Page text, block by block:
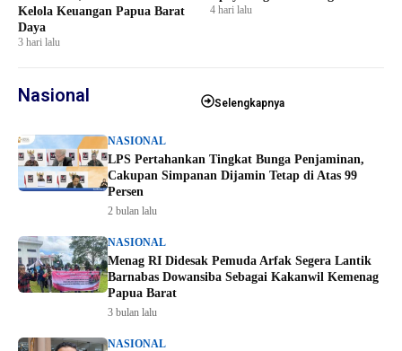
Kelola Keuangan Papua Barat
Daya
3 hari lalu
4 hari lalu
Nasional Selengkapnya
NASIONAL
LPS Pertahankan Tingkat Bunga Penjaminan,
Cakupan Simpanan Dijamin Tetap di Atas 99
Persen
2 bulan lalu
NASIONAL
Menag RI Didesak Pemuda Arfak Segera Lantik
Barnabas Dowansiba Sebagai Kakanwil Kemenag
Papua Barat
3 bulan lalu
NASIONAL